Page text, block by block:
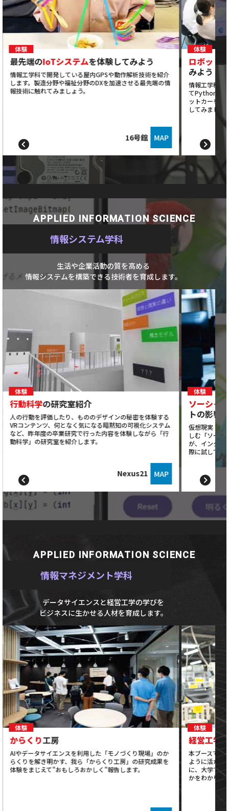
体験
最先端のIoTシステムを体験してみよう
情報工学科で開発している屋内GPSや動作解析技術を紹介
します。製造分野や福祉分野のDXを加速させる最先端の情
報技術に触れてみましょう。
16号館 MAP
体験
ロボット
みよう
情報工学科の
てPythonで
ットカーを制
してみましょ
APPLIED INFORMATION SCIENCE
情報システム学科
生活や企業活動の質を高める
情報システムを構築できる技術者を育成します。
体験
行動科学の研究室紹介
人の行動を評価したり、もののデザインの秘密を体験する
VRコンテンツ、何となく気になる暗黙知の可視化システム
など、昨年度の卒業研究で行った内容を体験しながら「行
動科学」の研究室を紹介します。
Nexus21 MAP
体験
ソーシャ
トの影響
仮想現実（
しむ「ソーシ
が、インター
際に試してみ
APPLIED INFORMATION SCIENCE
情報マネジメント学科
データサイエンスと経営工学の学びを
ビジネスに生かせる人材を育成します。
体験
からくり工房
AIやデータサイエンスを利用した「モノづくり現場」のか
らくりを解き明かす、我ら「からくり工房」の研究成果を
体験をまじえて"おもしろおかしく"報告します。
体験
経営工学
本ブースでは
ように活かさ
に、大学で学
かをわかりや